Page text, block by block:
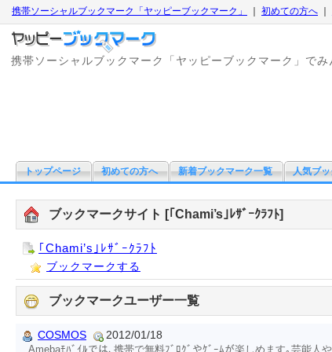
携帯ソーシャルブックマーク「ヤッピーブックマーク」 初めての方へ
携帯ソーシャルブックマーク「ヤッピーブックマーク」で
トップページ 初めての方へ 新着ブックマーク一覧 人気ブ
ブックマークサイト [｢Chami’s｣ﾚｻﾞｰｸﾗﾌﾄ]
｢Chami’s｣ﾚｻﾞｰｸﾗﾌﾄ
ブックマークする
ブックマークユーザー一覧
COSMOS 2012/01/18
Amebaﾓﾊﾞｲﾙでは､携帯で無料ﾌﾞﾛｸﾞやｹﾞｰﾑが楽しめます｡芸能人